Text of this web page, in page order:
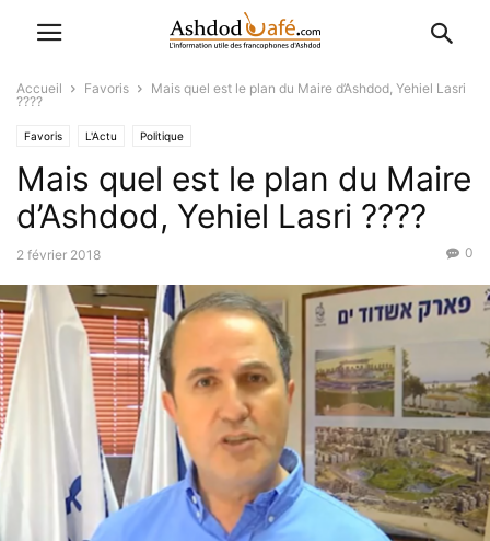
Accueil Favoris
Mais quel est le plan du Maire d’Ashdod, Yehiel Lasri
????
Favoris L'Actu Politique
Mais quel est le plan du Maire
d’Ashdod, Yehiel Lasri ????
2 février 2018 0